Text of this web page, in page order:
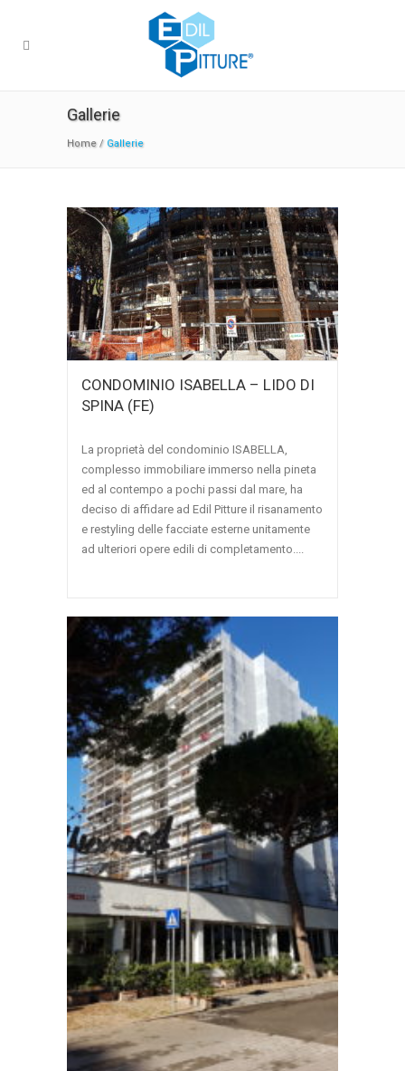
Gallerie
Home / Gallerie
CONDOMINIO ISABELLA – LIDO DI
SPINA (FE)
La proprietà del condominio ISABELLA,
complesso immobiliare immerso nella pineta
ed al contempo a pochi passi dal mare, ha
deciso di affidare ad Edil Pitture il risanamento
e restyling delle facciate esterne unitamente
ad ulteriori opere edili di completamento....